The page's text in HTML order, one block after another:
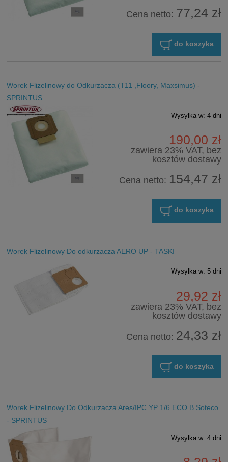
Cena netto: 77,24 zł
do koszyka
Worek Flizelinowy do Odkurzacza (T11 ,Floory, Maxsimus) -
SPRINTUS
Wysyłka w: 4 dni
190,00 zł
zawiera 23% VAT, bez
kosztów dostawy
Cena netto: 154,47 zł
do koszyka
Worek Flizelinowy Do odkurzacza AERO UP - TASKI
Wysyłka w: 5 dni
29,92 zł
zawiera 23% VAT, bez
kosztów dostawy
Cena netto: 24,33 zł
do koszyka
Worek Flizelinowy Do Odkurzacza Ares/IPC YP 1/6 ECO B Soteco
- SPRINTUS
Wysyłka w: 4 dni